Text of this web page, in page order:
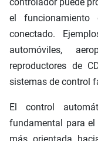
controlador puede
el
conectado.
automóviles,
reproductores de
sistemas de control
El control
fundamental para